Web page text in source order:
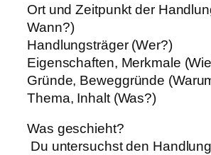
Ort und Zeitpunkt der
Wann?)
Handlungsträger (Wer?)
Eigenschaften, Merkmale
Gründe, Beweggründe
Thema, Inhalt (Was?)
Was geschieht?
Du untersuchst den